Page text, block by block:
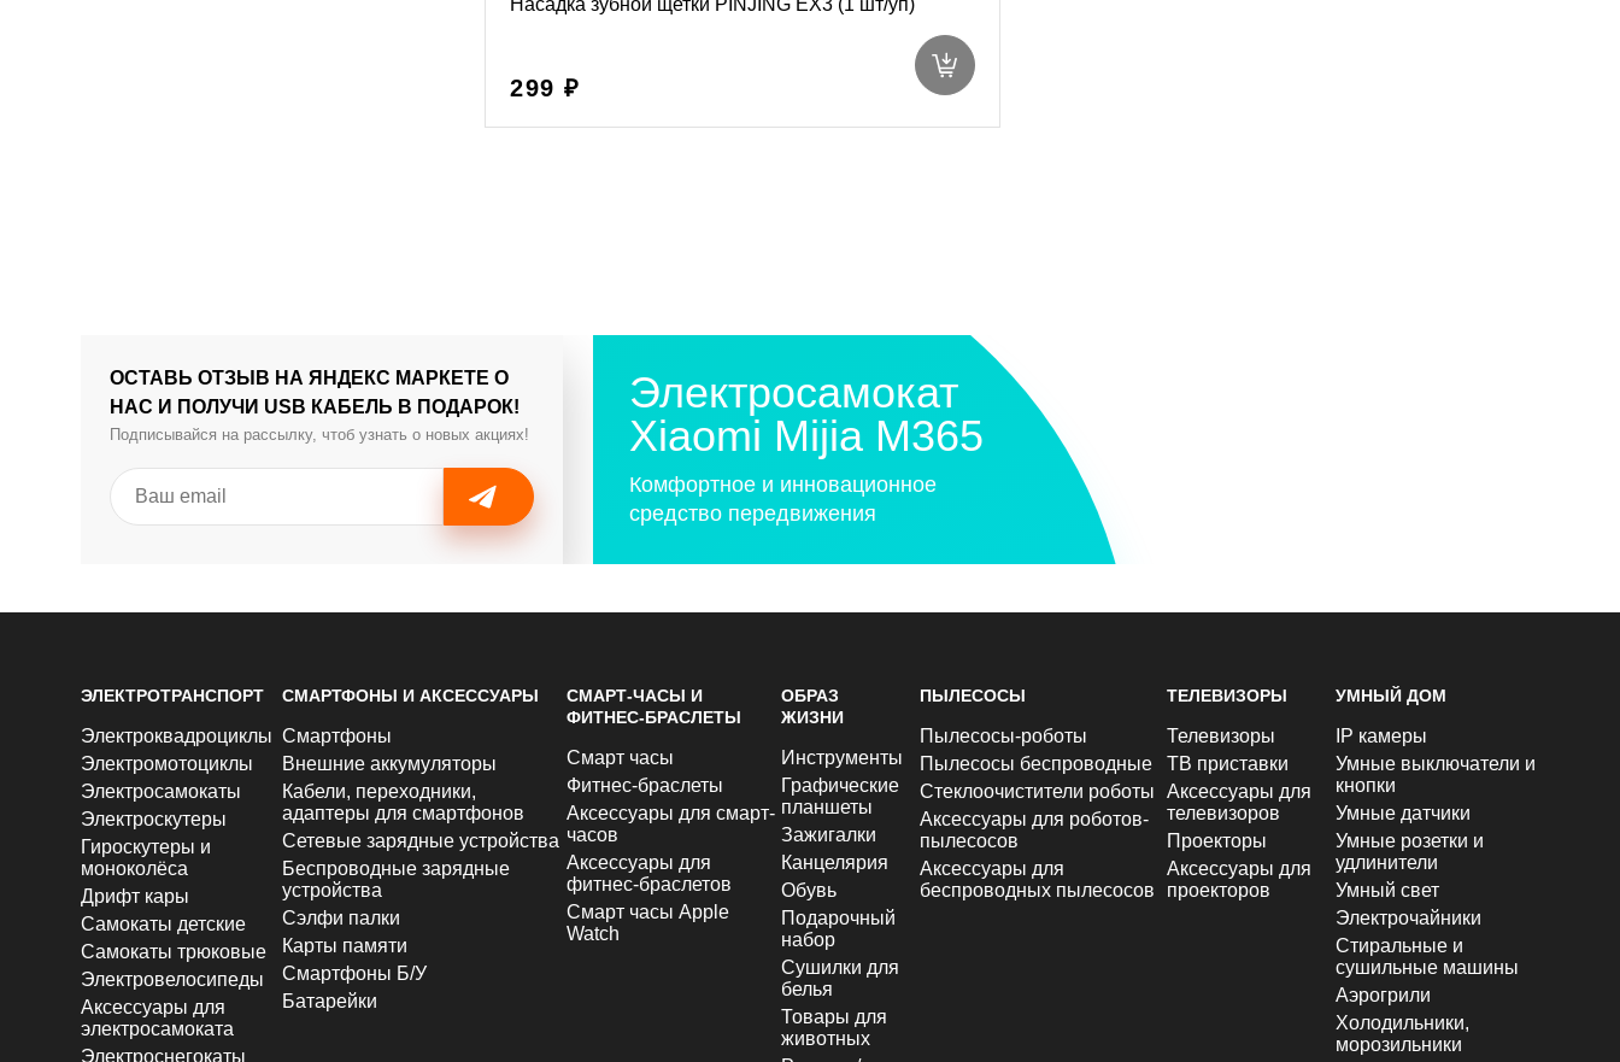
Насадка зубной щетки PINJING EX3 (1 шт/уп)
299 ₽
ОСТАВЬ ОТЗЫВ НА ЯНДЕКС МАРКЕТЕ О
НАС И ПОЛУЧИ USB КАБЕЛЬ В ПОДАРОК!
Подписывайся на рассылку, чтоб узнать о новых акциях!
Электросамокат
Xiaomi Mijia M365
Комфортное и инновационное
средство передвижения
ЭЛЕКТРОТРАНСПОРТ
Электроквадроциклы
Электромотоциклы
Электросамокаты
Электроскутеры
Гироскутеры и
моноколёса
Дрифт кары
Самокаты детские
Самокаты трюковые
Электровелосипеды
Аксессуары для
электросамоката
Электроснегокаты
СМАРТФОНЫ И АКСЕССУАРЫ
Смартфоны
Внешние аккумуляторы
Кабели, переходники,
адаптеры для смартфонов
Сетевые зарядные устройства
Беспроводные зарядные
устройства
Сэлфи палки
Карты памяти
Смартфоны Б/У
Батарейки
СМАРТ-ЧАСЫ И
ФИТНЕС-БРАСЛЕТЫ
Смарт часы
Фитнес-браслеты
Аксессуары для смарт-
часов
Аксессуары для
фитнес-браслетов
Смарт часы Apple
Watch
ОБРАЗ
ЖИЗНИ
Инструменты
Графические
планшеты
Зажигалки
Канцелярия
Обувь
Подарочный
набор
Сушилки для
белья
Товары для
животных
ПЫЛЕСОСЫ
Пылесосы-роботы
Пылесосы беспроводные
Стеклоочистители роботы
Аксессуары для роботов-
пылесосов
Аксессуары для
беспроводных пылесосов
ТЕЛЕВИЗОРЫ
Телевизоры
ТВ приставки
Аксессуары для
телевизоров
Проекторы
Аксессуары для
проекторов
УМНЫЙ ДОМ
IP камеры
Умные выключатели и
кнопки
Умные датчики
Умные розетки и
удлинители
Умный свет
Электрочайники
Стиральные и
сушильные машины
Аэрогрили
Холодильники,
морозильники